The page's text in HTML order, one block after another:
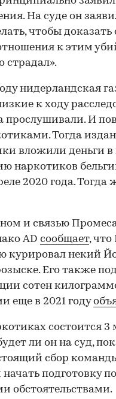
На суде он
чтобы доказать
к этим
страдал».
нидерландская
к ходу
прослушивали. И
Тогда
вложили деньги
наркотиков
2020 года.
и связью
AD сообщает, что
курировал некий
Его также
сотен
еще в 2021 году
состоится
ли он на суд,
сбор
начать подготовку
обстоятельствами.